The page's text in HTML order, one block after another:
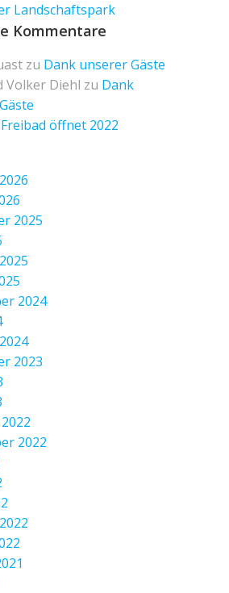
Landschaftspark
Kommentare
zu Dank unserer Gäste
Volker Diehl zu Dank
Freibad öffnet 2022
2025
2024
2023
2022